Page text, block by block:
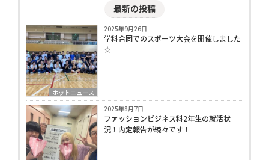
最新の投稿
ホットニュース
2025年9月26日
学科合同でのスポーツ大会を開催しました
☆
2025年8月7日
ファッションビジネス科2年生の就活状
況！内定報告が続々です！